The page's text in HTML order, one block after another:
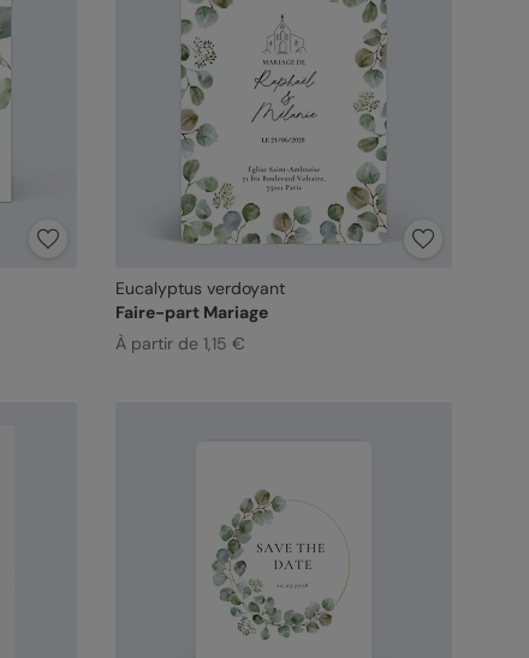
Eucalyptus verdoyant
Faire-part Mariage
À partir de 1,15 €